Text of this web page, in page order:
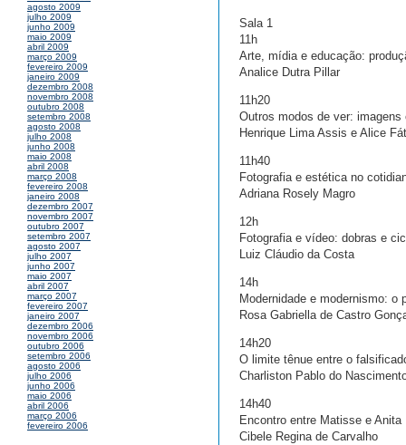
agosto 2009
julho 2009
junho 2009
maio 2009
abril 2009
março 2009
fevereiro 2009
janeiro 2009
dezembro 2008
novembro 2008
outubro 2008
setembro 2008
agosto 2008
julho 2008
junho 2008
maio 2008
abril 2008
março 2008
fevereiro 2008
janeiro 2008
dezembro 2007
novembro 2007
outubro 2007
setembro 2007
agosto 2007
julho 2007
junho 2007
maio 2007
abril 2007
março 2007
fevereiro 2007
janeiro 2007
dezembro 2006
novembro 2006
outubro 2006
setembro 2006
agosto 2006
julho 2006
junho 2006
maio 2006
abril 2006
março 2006
fevereiro 2006
Sala 1
11h
Arte, mídia e educação:
Analice Dutra Pillar
11h20
Outros modos de ver:
Henrique Lima Assis e Alice
11h40
Fotografia e estética no
Adriana Rosely Magro
12h
Fotografia e vídeo: dobras e
Luiz Cláudio da Costa
14h
Modernidade e modernismo:
Rosa Gabriella de Castro
14h20
O limite tênue entre o
Charliston Pablo do
14h40
Encontro entre Matisse e Anita
Cibele Regina de Carvalho